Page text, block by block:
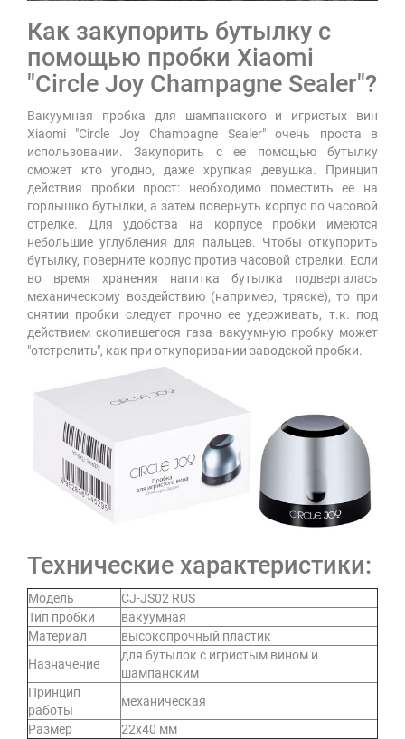
Как закупорить бутылку с
помощью пробки Xiaomi
"Circle Joy Champagne Sealer"?
Вакуумная пробка для шампанского и игристых вин
Xiaomi "Circle Joy Champagne Sealer" очень проста в
использовании. Закупорить с ее помощью бутылку
сможет кто угодно, даже хрупкая девушка. Принцип
действия пробки прост: необходимо поместить ее на
горлышко бутылки, а затем повернуть корпус по часовой
стрелке. Для удобства на корпусе пробки имеются
небольшие углубления для пальцев. Чтобы откупорить
бутылку, поверните корпус против часовой стрелки. Если
во время хранения напитка бутылка подвергалась
механическому воздействию (например, тряске), то при
снятии пробки следует прочно ее удерживать, т.к. под
действием скопившегося газа вакуумную пробку может
"отстрелить", как при откупоривании заводской пробки.
Технические характеристики:
Модель
CJ-JS02 RUS
Тип пробки
вакуумная
Материал
высокопрочный пластик
Назначение
для бутылок с игристым вином и
шампанским
Принцип
работы
механическая
Размер
22х40 мм